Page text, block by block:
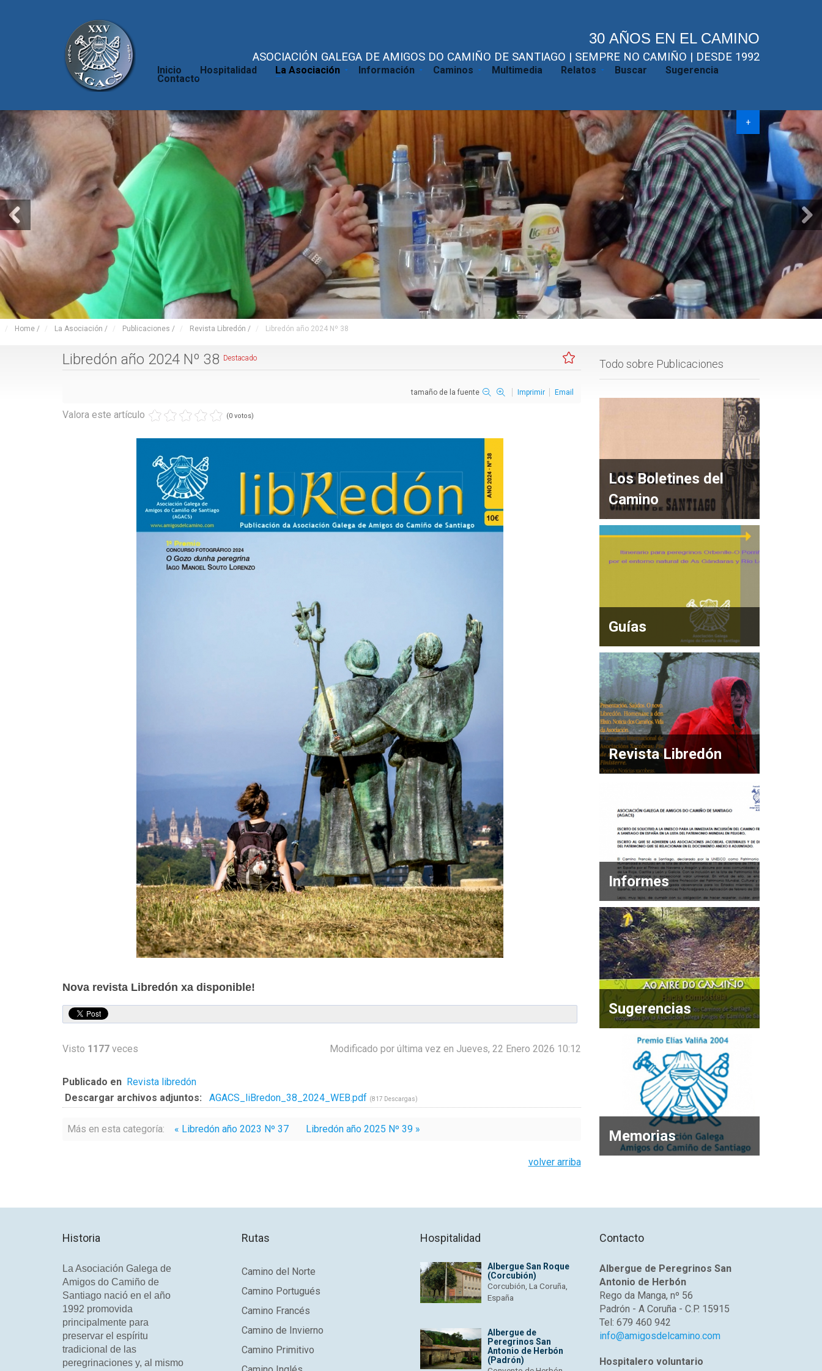
30 AÑOS EN EL CAMINO
ASOCIACIÓN GALEGA DE AMIGOS DO CAMIÑO DE SANTIAGO | SEMPRE NO CAMIÑO | DESDE 1992
Inicio Hospitalidad La Asociación Información Caminos Multimedia Relatos Buscar Sugerencia
Contacto
+
Home / La Asociación / Publicaciones / Revista Libredón / Libredón año 2024 Nº 38
Libredón año 2024 Nº 38 Destacado
tamaño de la fuente Imprimir Email
Valora este artículo (0 votos)
Nova revista Libredón xa disponible!
Visto 1177 veces Modificado por última vez en Jueves, 22 Enero 2026 10:12
Publicado en Revista libredón
Descargar archivos adjuntos:
AGACS_liBredon_38_2024_WEB.pdf (817 Descargas)
Más en esta categoría: « Libredón año 2023 Nº 37 Libredón año 2025 Nº 39 »
volver arriba
Todo sobre Publicaciones
Los Boletines del
Camino
Guías
Revista Libredón
Informes
Sugerencias
Memorias
Historia
La Asociación Galega de
Amigos do Camiño de
Santiago nació en el año
1992 promovida
principalmente para
preservar el espíritu
tradicional de las
peregrinaciones y, al mismo
Rutas
Camino del Norte
Camino Portugués
Camino Francés
Camino de Invierno
Camino Primitivo
Hospitalidad
Albergue San Roque
(Corcubión)
Corcubión, La Coruña,
España
Albergue de
Peregrinos San
Antonio de Herbón
(Padrón)
Contacto
Albergue de Peregrinos San
Antonio de Herbón
Rego da Manga, nº 56
Padrón - A Coruña - C.P. 15915
Tel: 679 460 942
info@amigosdelcamino.com
Hospitalero voluntario